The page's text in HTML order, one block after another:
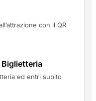
con il QR
Biglietteria
ed entri subito